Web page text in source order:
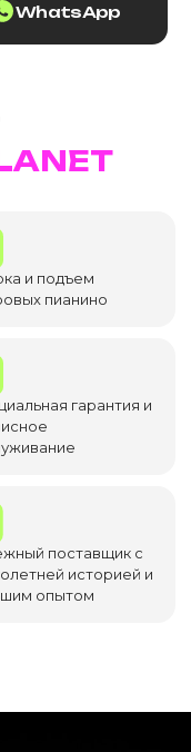
WhatsApp
и подъем
пианино
гарантия и
поставщик с
историей и
опытом